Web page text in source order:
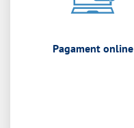
Pagament online